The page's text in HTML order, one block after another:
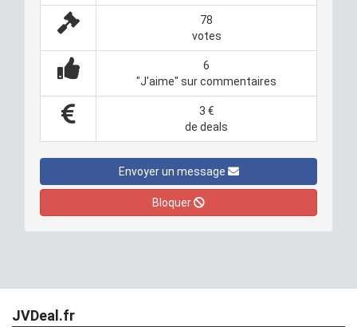
78
votes
6
"J'aime" sur commentaires
3 €
de deals
Envoyer un message
Bloquer
JVDeal.fr